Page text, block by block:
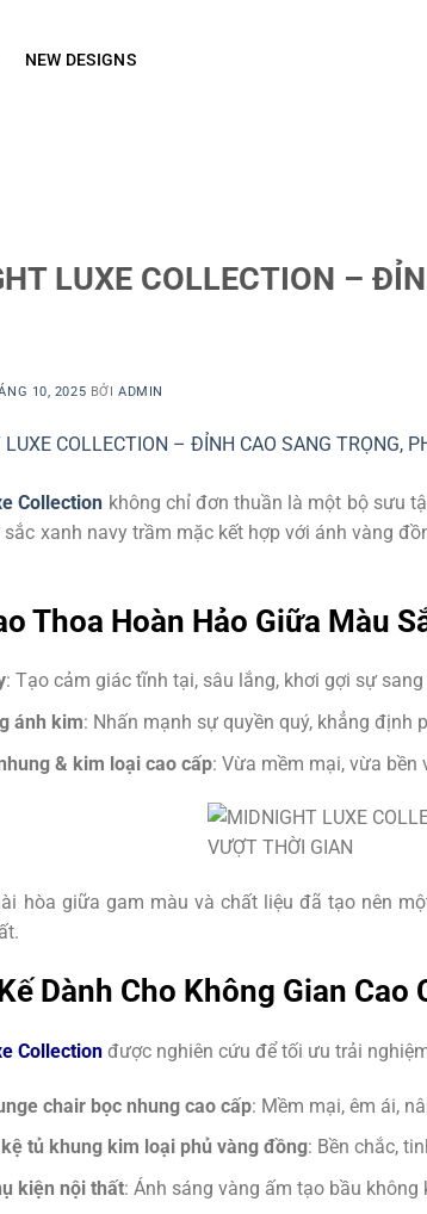
NEW DESIGNS
LUXE COLLECTION –
10, 2025 BỞI ADMIN
Collection không chỉ đơn thuần là một bộ sưu
xanh navy trầm mặc kết hợp với ánh vàng
Thoa Hoàn Hảo Giữa Màu
: Tạo cảm giác tĩnh tại, sâu lắng, khơi gợi sự
ánh kim: Nhấn mạnh sự quyền quý, khẳng định
& kim loại cao cấp: Vừa mềm mại, vừa bền
hòa giữa gam màu và chất liệu đã tạo nên
Dành Cho Không Gian Cao
Collection được nghiên cứu để tối ưu trải
chair bọc nhung cao cấp: Mềm mại, êm ái,
kệ tủ khung kim loại phủ vàng đồng: Bền chắc,
kiện nội thất: Ánh sáng vàng ấm tạo bầu